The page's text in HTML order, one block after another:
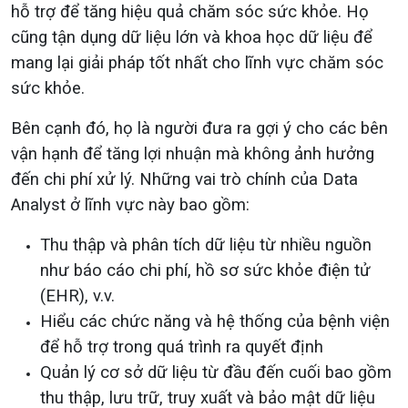
hỗ trợ để tăng hiệu quả chăm sóc sức khỏe. Họ
cũng tận dụng dữ liệu lớn và khoa học dữ liệu để
mang lại giải pháp tốt nhất cho lĩnh vực chăm sóc
sức khỏe.
Bên cạnh đó, họ là người đưa ra gợi ý cho các bên
vận hạnh để tăng lợi nhuận mà không ảnh hưởng
đến chi phí xử lý. Những vai trò chính của Data
Analyst ở lĩnh vực này bao gồm:
Thu thập và phân tích dữ liệu từ nhiều nguồn
như báo cáo chi phí, hồ sơ sức khỏe điện tử
(EHR), v.v.
Hiểu các chức năng và hệ thống của bệnh viện
để hỗ trợ trong quá trình ra quyết định
Quản lý cơ sở dữ liệu từ đầu đến cuối bao gồm
thu thập, lưu trữ, truy xuất và bảo mật dữ liệu